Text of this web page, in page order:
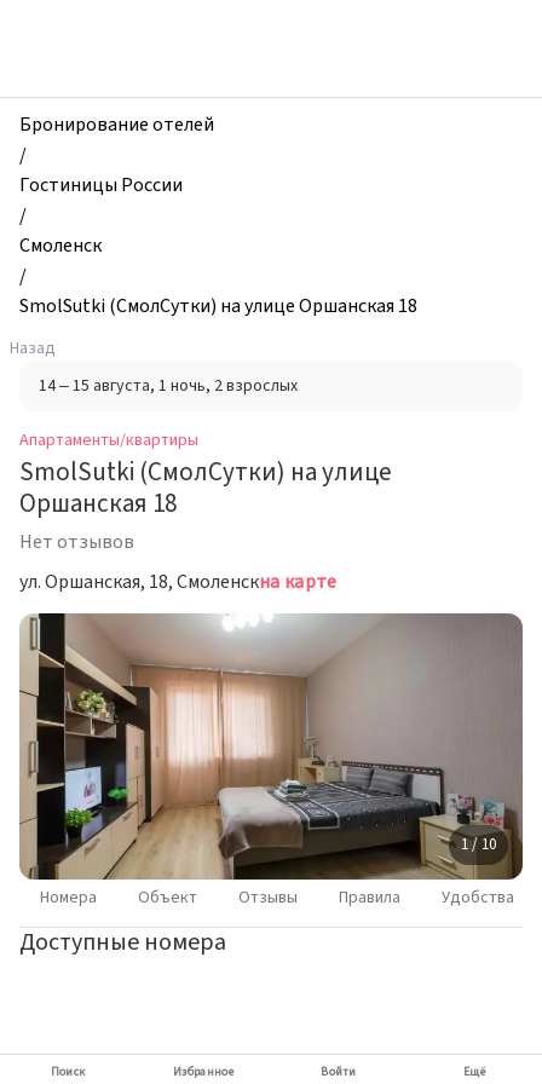
и
квартиры,
SmolSutki
(СмолСутки)
на
улице
Оршанская
18,
Смоленск,
Россия
Бронирование отелей
/
Гостиницы России
/
Смоленск
/
SmolSutki (СмолСутки) на улице Оршанская 18
Назад
14 – 15 августа, 1 ночь, 2 взрослых
Апартаменты/квартиры
SmolSutki (СмолСутки) на улице
Оршанская 18
Нет отзывов
ул. Оршанская, 18, Смоленскна карте
1 / 10
Номера Объект Отзывы Правила Удобства
Доступные номера
Поиск Избранное Войти Ещё